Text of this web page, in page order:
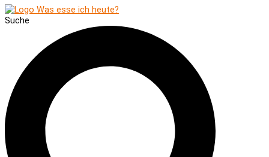
Suche